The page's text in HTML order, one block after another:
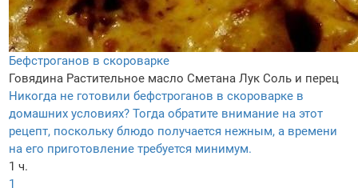
Бефстроганов в скороварке
Говядина Растительное масло Сметана Лук Соль и перец
Никогда не готовили бефстроганов в скороварке в
домашних условиях? Тогда обратите внимание на этот
рецепт, поскольку блюдо получается нежным, а времени
на его приготовление требуется минимум.
1 ч.
1